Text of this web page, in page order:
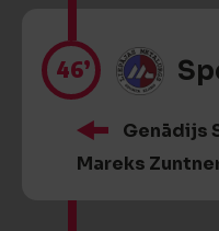
46’
Genādijs
Mareks